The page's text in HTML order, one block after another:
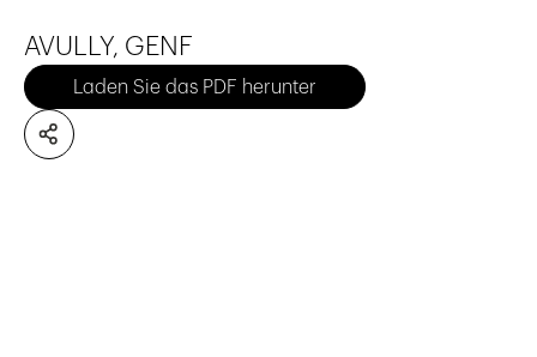
AVULLY, GENF
Laden Sie das PDF herunter